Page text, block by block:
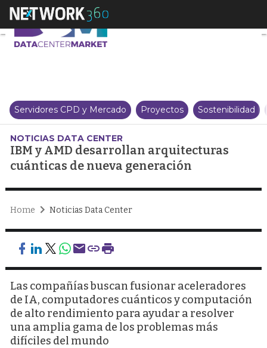
IBM y AMD desarrollan
Servidores CPD y Mercado Proyectos Sostenibilidad
NOTICIAS DATA CENTER
IBM y AMD desarrollan arquitecturas
cuánticas de nueva generación
Home Noticias Data Center
Las compañías buscan fusionar aceleradores
de IA, computadores cuánticos y computación
de alto rendimiento para ayudar a resolver
una amplia gama de los problemas más
difíciles del mundo